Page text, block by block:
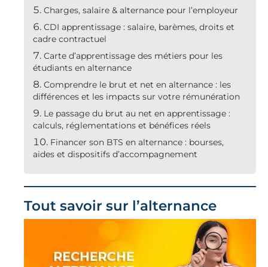
Charges, salaire & alternance pour l’employeur
CDI apprentissage : salaire, barèmes, droits et
cadre contractuel
Carte d’apprentissage des métiers pour les
étudiants en alternance
Comprendre le brut et net en alternance : les
différences et les impacts sur votre rémunération
Le passage du brut au net en apprentissage :
calculs, réglementations et bénéfices réels
Financer son BTS en alternance : bourses,
aides et dispositifs d’accompagnement
Tout savoir sur l’alternance